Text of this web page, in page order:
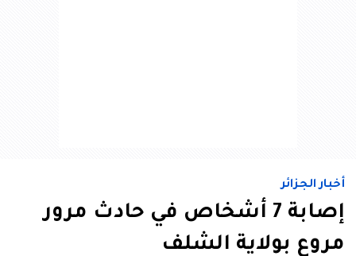
أخبار الجزائر
إصابة 7 أشخاص في حادث مرور
مروع بولاية الشلف